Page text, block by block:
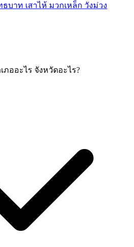
ธบาท เสาไห้ มวกเหล็ก วังม่วง
ภออะไร จังหวัดอะไร?